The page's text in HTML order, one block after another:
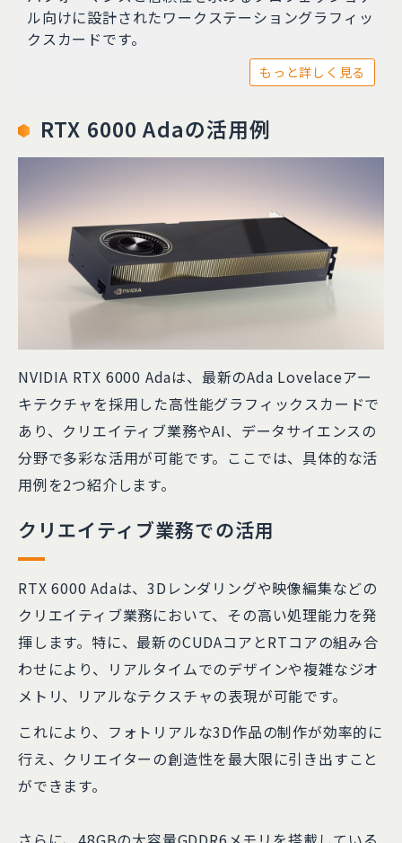
ル向けに設計されたワークステーショングラフィッ
クスカードです。
もっと詳しく見る
RTX 6000 Adaの活用例
NVIDIA RTX 6000 Adaは、最新のAda Lovelaceアー
キテクチャを採用した高性能グラフィックスカードで
あり、クリエイティブ業務やAI、データサイエンスの
分野で多彩な活用が可能です。ここでは、具体的な活
用例を2つ紹介します。
クリエイティブ業務での活用
RTX 6000 Adaは、3Dレンダリングや映像編集などの
クリエイティブ業務において、その高い処理能力を発
揮します。特に、最新のCUDAコアとRTコアの組み合
わせにより、リアルタイムでのデザインや複雑なジオ
メトリ、リアルなテクスチャの表現が可能です。
これにより、フォトリアルな3D作品の制作が効率的に
行え、クリエイターの創造性を最大限に引き出すこと
ができます。